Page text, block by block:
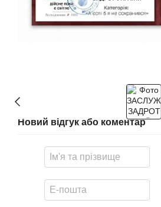
Новий відгук або коментар